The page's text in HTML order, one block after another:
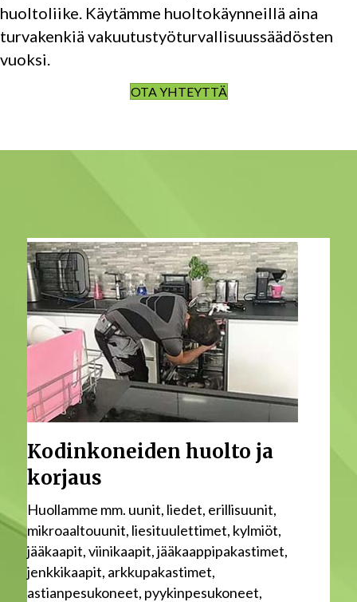
huoltoliike. Käytämme huoltokäynneillä aina
turvakenkiä vakuutustyöturvallisuussäädösten
vuoksi.
OTA YHTEYTTÄ
Kodinkoneiden huolto ja
korjaus
Huollamme mm. uunit, liedet, erillisuunit,
mikroaaltouunit, liesituulettimet, kylmiöt,
jääkaapit, viinikaapit, jääkaappipakastimet,
jenkkikaapit, arkkupakastimet,
astianpesukoneet, pyykinpesukoneet,